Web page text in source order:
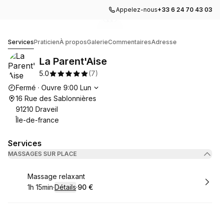
Appelez-nous+33 6 24 70 43 03
ServicesPraticienÀ proposGalerieCommentairesAdresse
La Parent'Aise
5.0 (7)
Heures d'ouverture
Fermé · Ouvre 9:00 Lun
16 Rue des Sablonnières
91210 Draveil
Île-de-france
Services
MASSAGES SUR PLACE
Réserver
Massage relaxant
.Durée de l'appel
1h 15min·Détails·
.Prix
90 €